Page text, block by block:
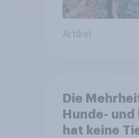
Artikel
Die
Hunde-
hat keine